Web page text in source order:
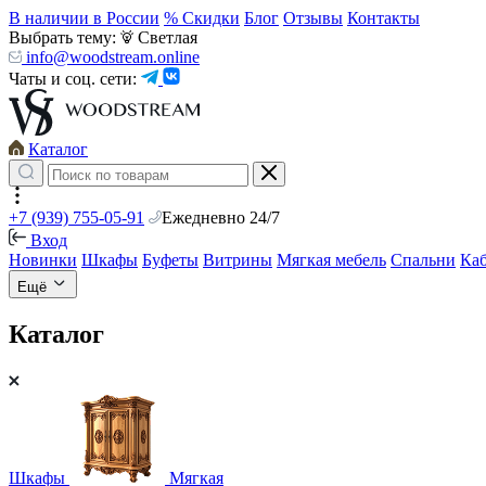
В наличии в России % Скидки Блог Отзывы Контакты
Выбрать тему:
Светлая
info@woodstream.online
Чаты и соц. сети:
Каталог
+7 (939) 755-05-91
Ежедневно 24/7
Вход
Новинки Шкафы Буфеты Витрины Мягкая мебель Спальни
Ещё
Каталог
Шкафы Мягкая